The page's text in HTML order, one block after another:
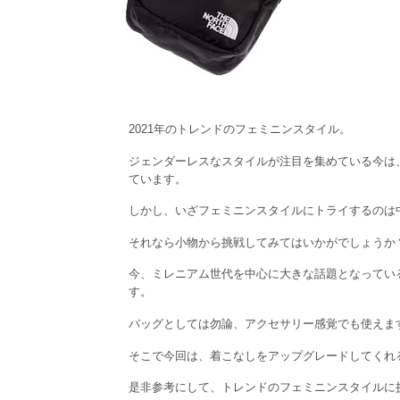
2021年のトレンドのフェミニンスタイル。
ジェンダーレスなスタイルが注目を集めている今
ています。
しかし、いざフェミニンスタイルにトライするの
それなら小物から挑戦してみてはいかがでしょうか
今、ミレニアム世代を中心に大きな話題となって
す。
バッグとしては勿論、アクセサリー感覚でも使えま
そこで今回は、着こなしをアップグレードしてく
是非参考にして、トレンドのフェミニンスタイルに